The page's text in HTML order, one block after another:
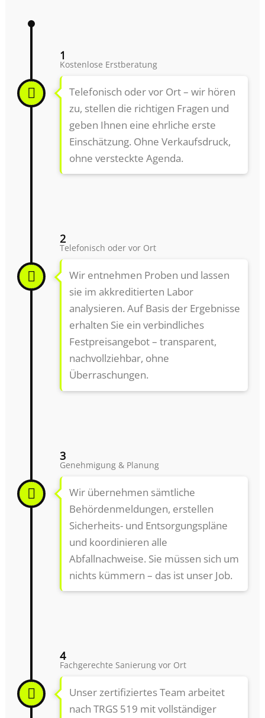
1
Kostenlose Erstberatung
Telefonisch oder vor Ort – wir hören
zu, stellen die richtigen Fragen und
geben Ihnen eine ehrliche erste
Einschätzung. Ohne Verkaufsdruck,
ohne versteckte Agenda.
2
Telefonisch oder vor Ort
Wir entnehmen Proben und lassen
sie im akkreditierten Labor
analysieren. Auf Basis der Ergebnisse
erhalten Sie ein verbindliches
Festpreisangebot – transparent,
nachvollziehbar, ohne
Überraschungen.
3
Genehmigung & Planung
Wir übernehmen sämtliche
Behördenmeldungen, erstellen
Sicherheits- und Entsorgungspläne
und koordinieren alle
Abfallnachweise. Sie müssen sich um
nichts kümmern – das ist unser Job.
4
Fachgerechte Sanierung vor Ort
Unser zertifiziertes Team arbeitet
nach TRGS 519 mit vollständiger